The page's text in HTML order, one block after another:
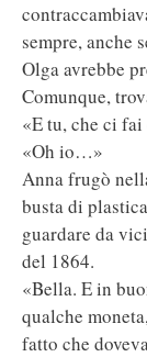
sempre, anche
Olga avrebbe
Comunque,
«E tu, che ci
«Oh io…»
Anna frugò
busta di
guardare da
del 1864.
«Bella. E in
qualche
fatto che